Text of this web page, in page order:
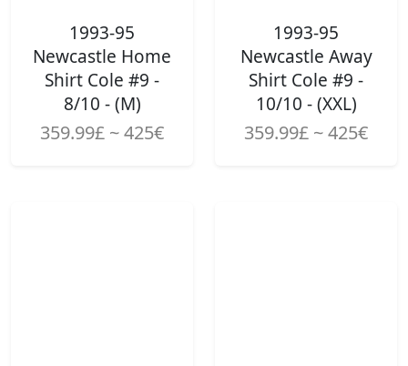
1993-95
Newcastle Home
Shirt Cole #9 -
8/10 - (M)
359.99£ ~ 425€
1993-95
Newcastle Away
Shirt Cole #9 -
10/10 - (XXL)
359.99£ ~ 425€